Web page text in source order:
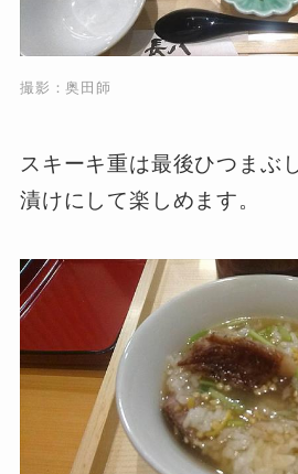
撮影：奥田師
スキーキ重は最後ひつまぶ
漬けにして楽しめます。